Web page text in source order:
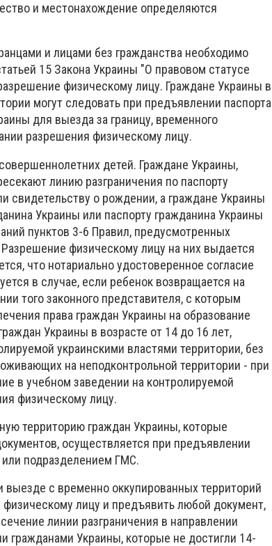
и местонахождение определяются
и лицами без гражданства необходимо
15 Закона Украины "О правовом статусе
физическому лицу. Граждане Украины в
могут следовать при предъявлении паспорта
для выезда за границу, временного
разрешения физическому лицу.
детей. Граждане Украины,
линию разграничения по паспорту
свидетельству о рождении, а граждане Украины
Украины или паспорту гражданина Украины
пунктов 3-6 Правил, предусмотренных
физическому лицу на них выдается
что нотариально удостоверенное согласие
в случае, если ребенок возвращается на
того законного представителя, с которым
права граждан Украины на образование
Украины в возрасте от 14 до 16 лет,
украинскими властями территории, без
на неподконтрольной территории - при
в учебном заведении на контролируемой
физическому лицу.
территорию граждан Украины, которые
осуществляется при предъявлении
подразделением ГМС.
с временно оккупированных территорий
лицу и предъявить любой документ,
линии разграничения в направлении
гражданами Украины, которые не достигли 14-